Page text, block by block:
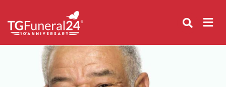
content